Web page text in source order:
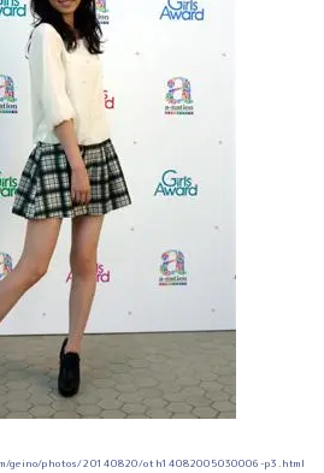
geino/photos/20140820/oth14082005030006-p3.html